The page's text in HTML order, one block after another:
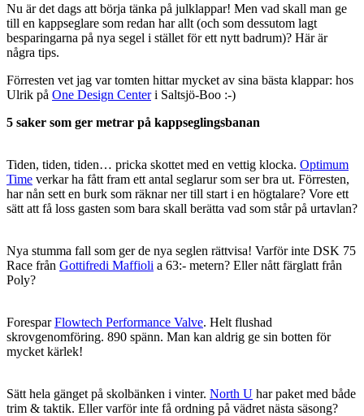
Nu är det dags att börja tänka på julklappar! Men vad skall man ge
till en kappseglare som redan har allt (och som dessutom lagt
besparingarna på nya segel i stället för ett nytt badrum)? Här är
några tips.
Förresten vet jag var tomten hittar mycket av sina bästa klappar: hos
Ulrik på One Design Centeri Saltsjö-Boo :-)
5 saker som ger metrar på kappseglingsbanan
Tiden, tiden, tiden… pricka skottet med en vettig klocka. Optimum
Time verkar ha fått fram ett antal seglarur som ser bra ut. Förresten,
har nån sett en burk som räknar ner till start i en högtalare? Vore ett
sätt att få loss gasten som bara skall berätta vad som står på urtavlan?
Nya stumma fall som ger de nya seglen rättvisa! Varför inte DSK 75
Race från Gottifredi Maffioli a 63:- metern? Eller nått färglatt från
Poly?
ForesparFlowtech Performance Valve. Helt flushad
skrovgenomföring. 890 spänn. Man kan aldrig ge sin botten för
mycket kärlek!
Sätt hela gänget på skolbänken i vinter. North U har paket med både
trim & taktik. Eller varför inte få ordning på vädret nästa säsong?